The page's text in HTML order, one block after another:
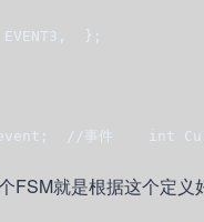
EVENT3,  };
//事件    int
就是根据这个定义